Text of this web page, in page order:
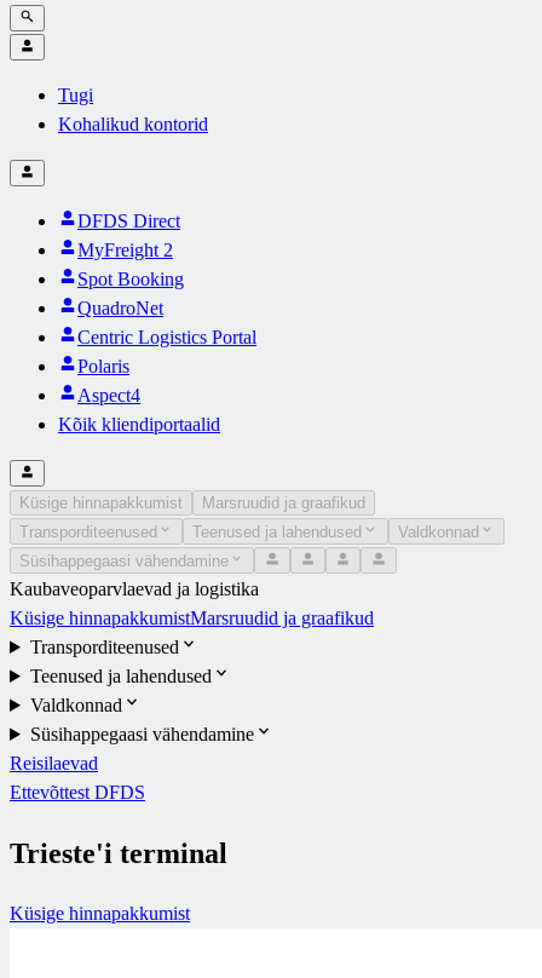
Tugi
Kohalikud kontorid
DFDS Direct
MyFreight 2
Spot Booking
QuadroNet
Centric Logistics Portal
Polaris
Aspect4
Kõik kliendiportaalid
Küsige hinnapakkumist
Marsruudid ja graafikud
Transporditeenused
Teenused ja lahendused
Valdkonnad
Süsihappegaasi vähendamine
Kaubaveoparvlaevad ja logistika
Küsige hinnapakkumistMarsruudid ja graafikud
Transporditeenused
Teenused ja lahendused
Valdkonnad
Süsihappegaasi vähendamine
Reisilaevad
Ettevõttest DFDS
Trieste'i terminal
Küsige hinnapakkumist